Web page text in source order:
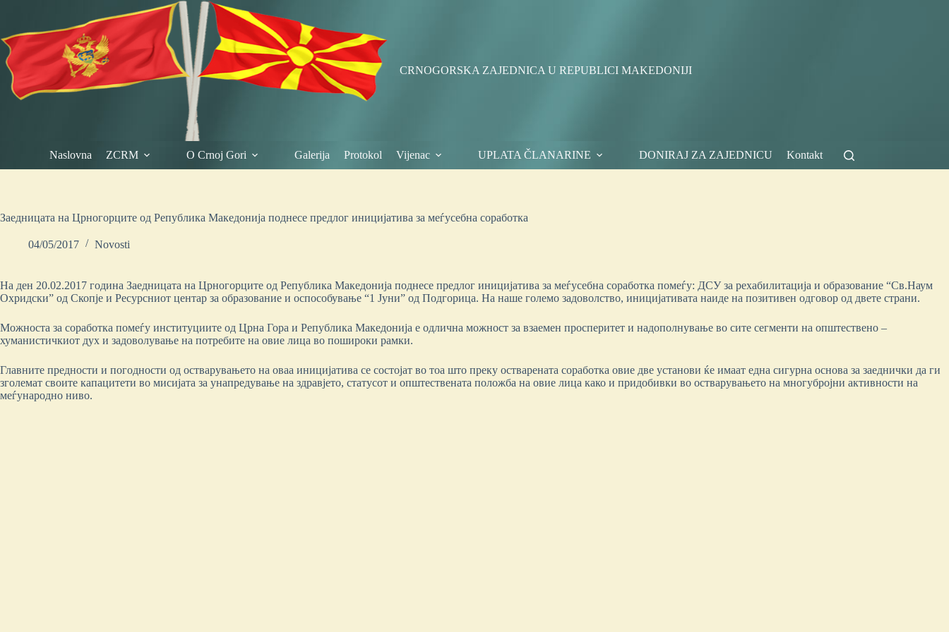
content
CRNOGORSKA ZAJEDNICA U REPUBLICI MAKEDONIJI
Naslovna ZCRM O Crnoj Gori Galerija Protokol Vijenac UPLATA ČLANARINE DONIRAJ ZA ZAJEDNICU Kontakt
Заедницата на Црногорците од Република Македонија поднесе предлог иницијатива за меѓусебна соработка
04/05/2017 Novosti
На ден 20.02.2017 година Заедницата на Црногорците од Република Македонија поднесе предлог иницијатива за меѓусебна соработка помеѓу: ДСУ за рехабилитација и образование “Св.Наум
Охридски” од Скопје и Ресурсниот центар за образование и оспособување “1 Јуни” од Подгорица. На наше големо задоволство, иницијативата наиде на позитивен одговор од двете страни.
Можноста за соработка помеѓу институциите од Црна Гора и Република Македонија е одлична можност за взаемен просперитет и надополнување во сите сегменти на општествено –
хуманистичкиот дух и задоволување на потребите на овие лица во пошироки рамки.
Главните предности и погодности од остварувањето на оваа иницијатива се состојат во тоа што преку остварената соработка овие две установи ќе имаат една сигурна основа за заеднички да ги
зголемат своите капацитети во мисијата за унапредување на здравјето, статусот и општествената положба на овие лица како и придобивки во остварувањето на многубројни активности на
меѓународно ниво.